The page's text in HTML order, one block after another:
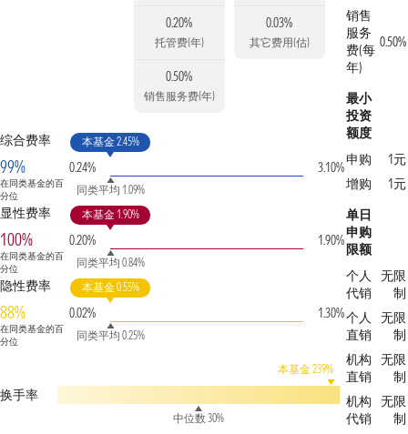
0.20%
托管费(年)
0.50%
销售服务费(年)
0.03%
其它费用(估)
综合费率
99%
在同类基金的百
分位
0.24%
本基金 2.45%
同类平均 1.09%
3.10%
显性费率
100%
在同类基金的百
分位
0.20%
本基金 1.90%
同类平均 0.84%
1.90%
隐性费率
88%
在同类基金的百
分位
0.02%
本基金 0.55%
同类平均 0.25%
1.30%
换手率
本基金 239%
中位数 30%
销售
服务
费(每
年)
0.50%
最小
投资
额度
申购
1元
增购
1元
单日
申购
限额
个人
代销
无限
制
个人
直销
无限
制
机构
直销
无限
制
机构
代销
无限
制